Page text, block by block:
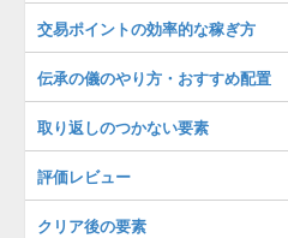
交易ポイントの効率的な稼ぎ方
伝承の儀のやり方・おすすめ配置
取り返しのつかない要素
評価レビュー
クリア後の要素